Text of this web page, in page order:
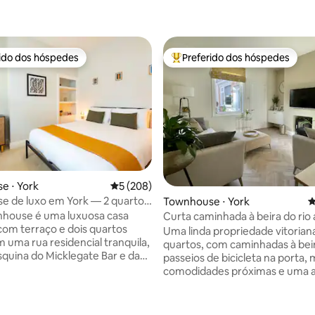
preferidos dos hóspedes
dos hóspedes
⋅ York 5 de uma avaliação média de 5, 208
5 (208)
de luxo em York — 2 quartos
privativo
é uma luxuosa casa
terraço e dois quartos
uma rua residencial tranquila,
do Micklegate Bar e das
Entre os melhores preferidos
Preferido dos hóspedes
Townhouse ⋅ York
Curta caminhada à beira do rio
centro de York
Uma linda propriedade
quartos, com caminhadas à
passeios de bicicleta na porta,
comodidades próximas e uma